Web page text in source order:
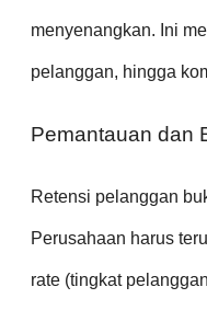
menyenangkan. Ini
pelanggan, hingga
Pemantauan dan
Retensi pelanggan
Perusahaan harus
rate (tingkat